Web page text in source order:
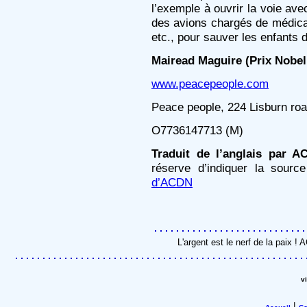
l’exemple à ouvrir la voie
des avions chargés de
etc., pour sauver les enfants
Mairead Maguire (Prix
www.peacepeople.com
Peace people, 224 Lisburn
O7736147713 (M)
Traduit de l’anglais par
réserve d’indiquer la
d’ACDN
L'argent est le nerf de la paix !